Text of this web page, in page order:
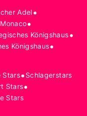
Adel•
•
Königshaus•
Königshaus•
Stars•Schlagerstars
Stars•
Stars